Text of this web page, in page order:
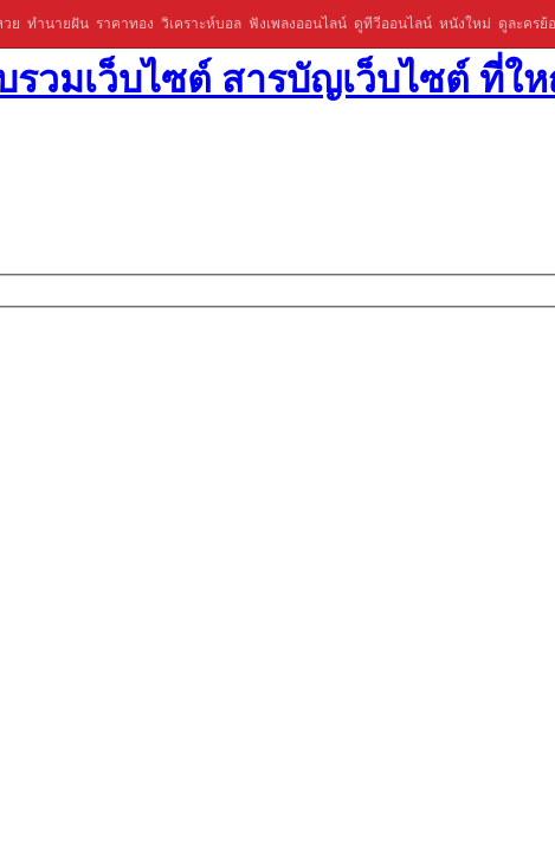
วย ทำนายฝัน ราคาทอง วิเคราะห์บอล ฟังเพลงออนไลน์ ดูทีวีออนไลน์ หนังใหม่ ดูละครย้
วมเว็บไซต์ สารบัญเว็บไซต์ ที่ใ